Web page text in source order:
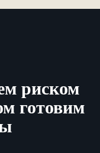
риском
готовим